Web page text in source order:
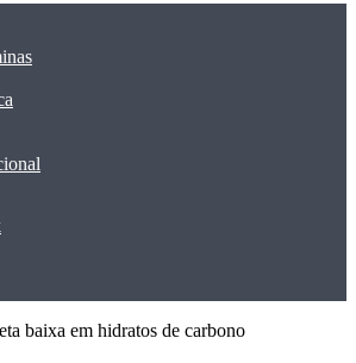
baixa em hidratos de carbono